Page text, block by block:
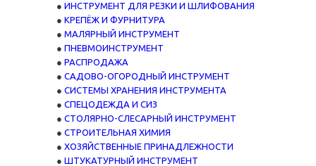
ИНСТРУМЕНТ ДЛЯ РЕЗКИ И ШЛИФОВАНИЯ
КРЕПЁЖ И ФУРНИТУРА
МАЛЯРНЫЙ ИНСТРУМЕНТ
ПНЕВМОИНСТРУМЕНТ
РАСПРОДАЖА
САДОВО-ОГОРОДНЫЙ ИНСТРУМЕНТ
СИСТЕМЫ ХРАНЕНИЯ ИНСТРУМЕНТА
СПЕЦОДЕЖДА И СИЗ
СТОЛЯРНО-СЛЕСАРНЫЙ ИНСТРУМЕНТ
СТРОИТЕЛЬНАЯ ХИМИЯ
ХОЗЯЙСТВЕННЫЕ ПРИНАДЛЕЖНОСТИ
ШТУКАТУРНЫЙ ИНСТРУМЕНТ